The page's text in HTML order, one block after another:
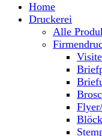
Home
Druckerei
Alle